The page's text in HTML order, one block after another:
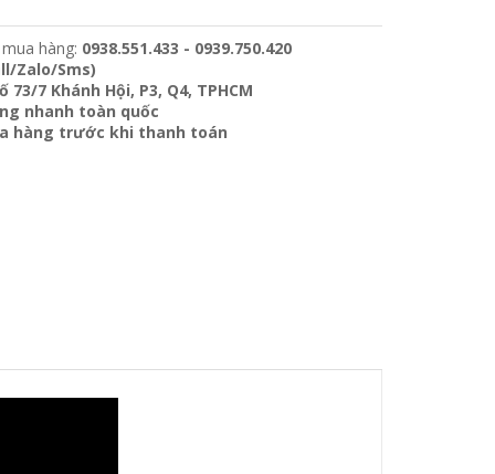
mua hàng: 0938.551.433 - 0939.750.420
Zalo/Sms)
73/7 Khánh Hội, P3, Q4, TPHCM
nhanh toàn quốc
hàng trước khi thanh toán